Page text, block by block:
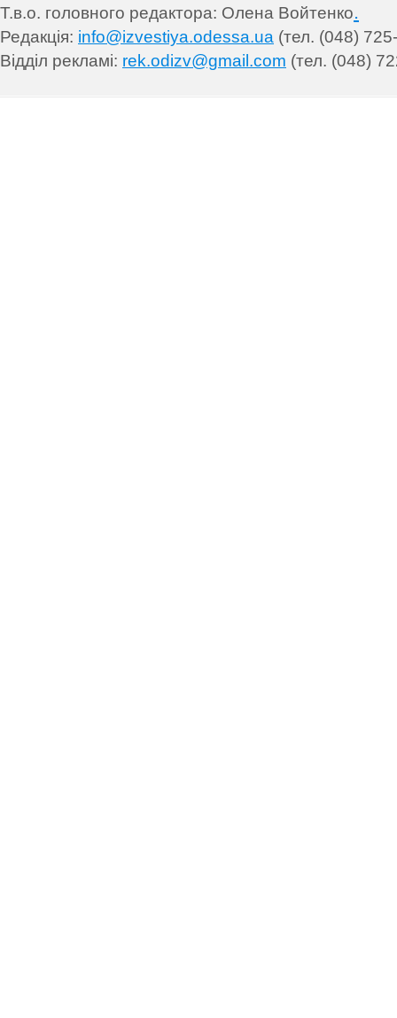
Т.в.о. головного редактора: Олена Войтенко.
Редакція: info@izvestiya.odessa.ua (тел. (048)
Відділ рекламі: rek.odizv@gmail.com (тел. (048)